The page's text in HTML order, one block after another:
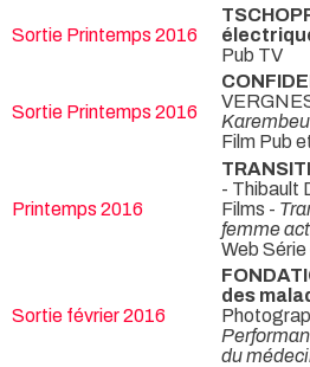
Sortie Printemps 2016
Pub TV
Sortie Printemps 2016
Karembeu
Film Pub
Printemps 2016
- Thibault
Films -
femme
Web
Sortie février 2016
des
du